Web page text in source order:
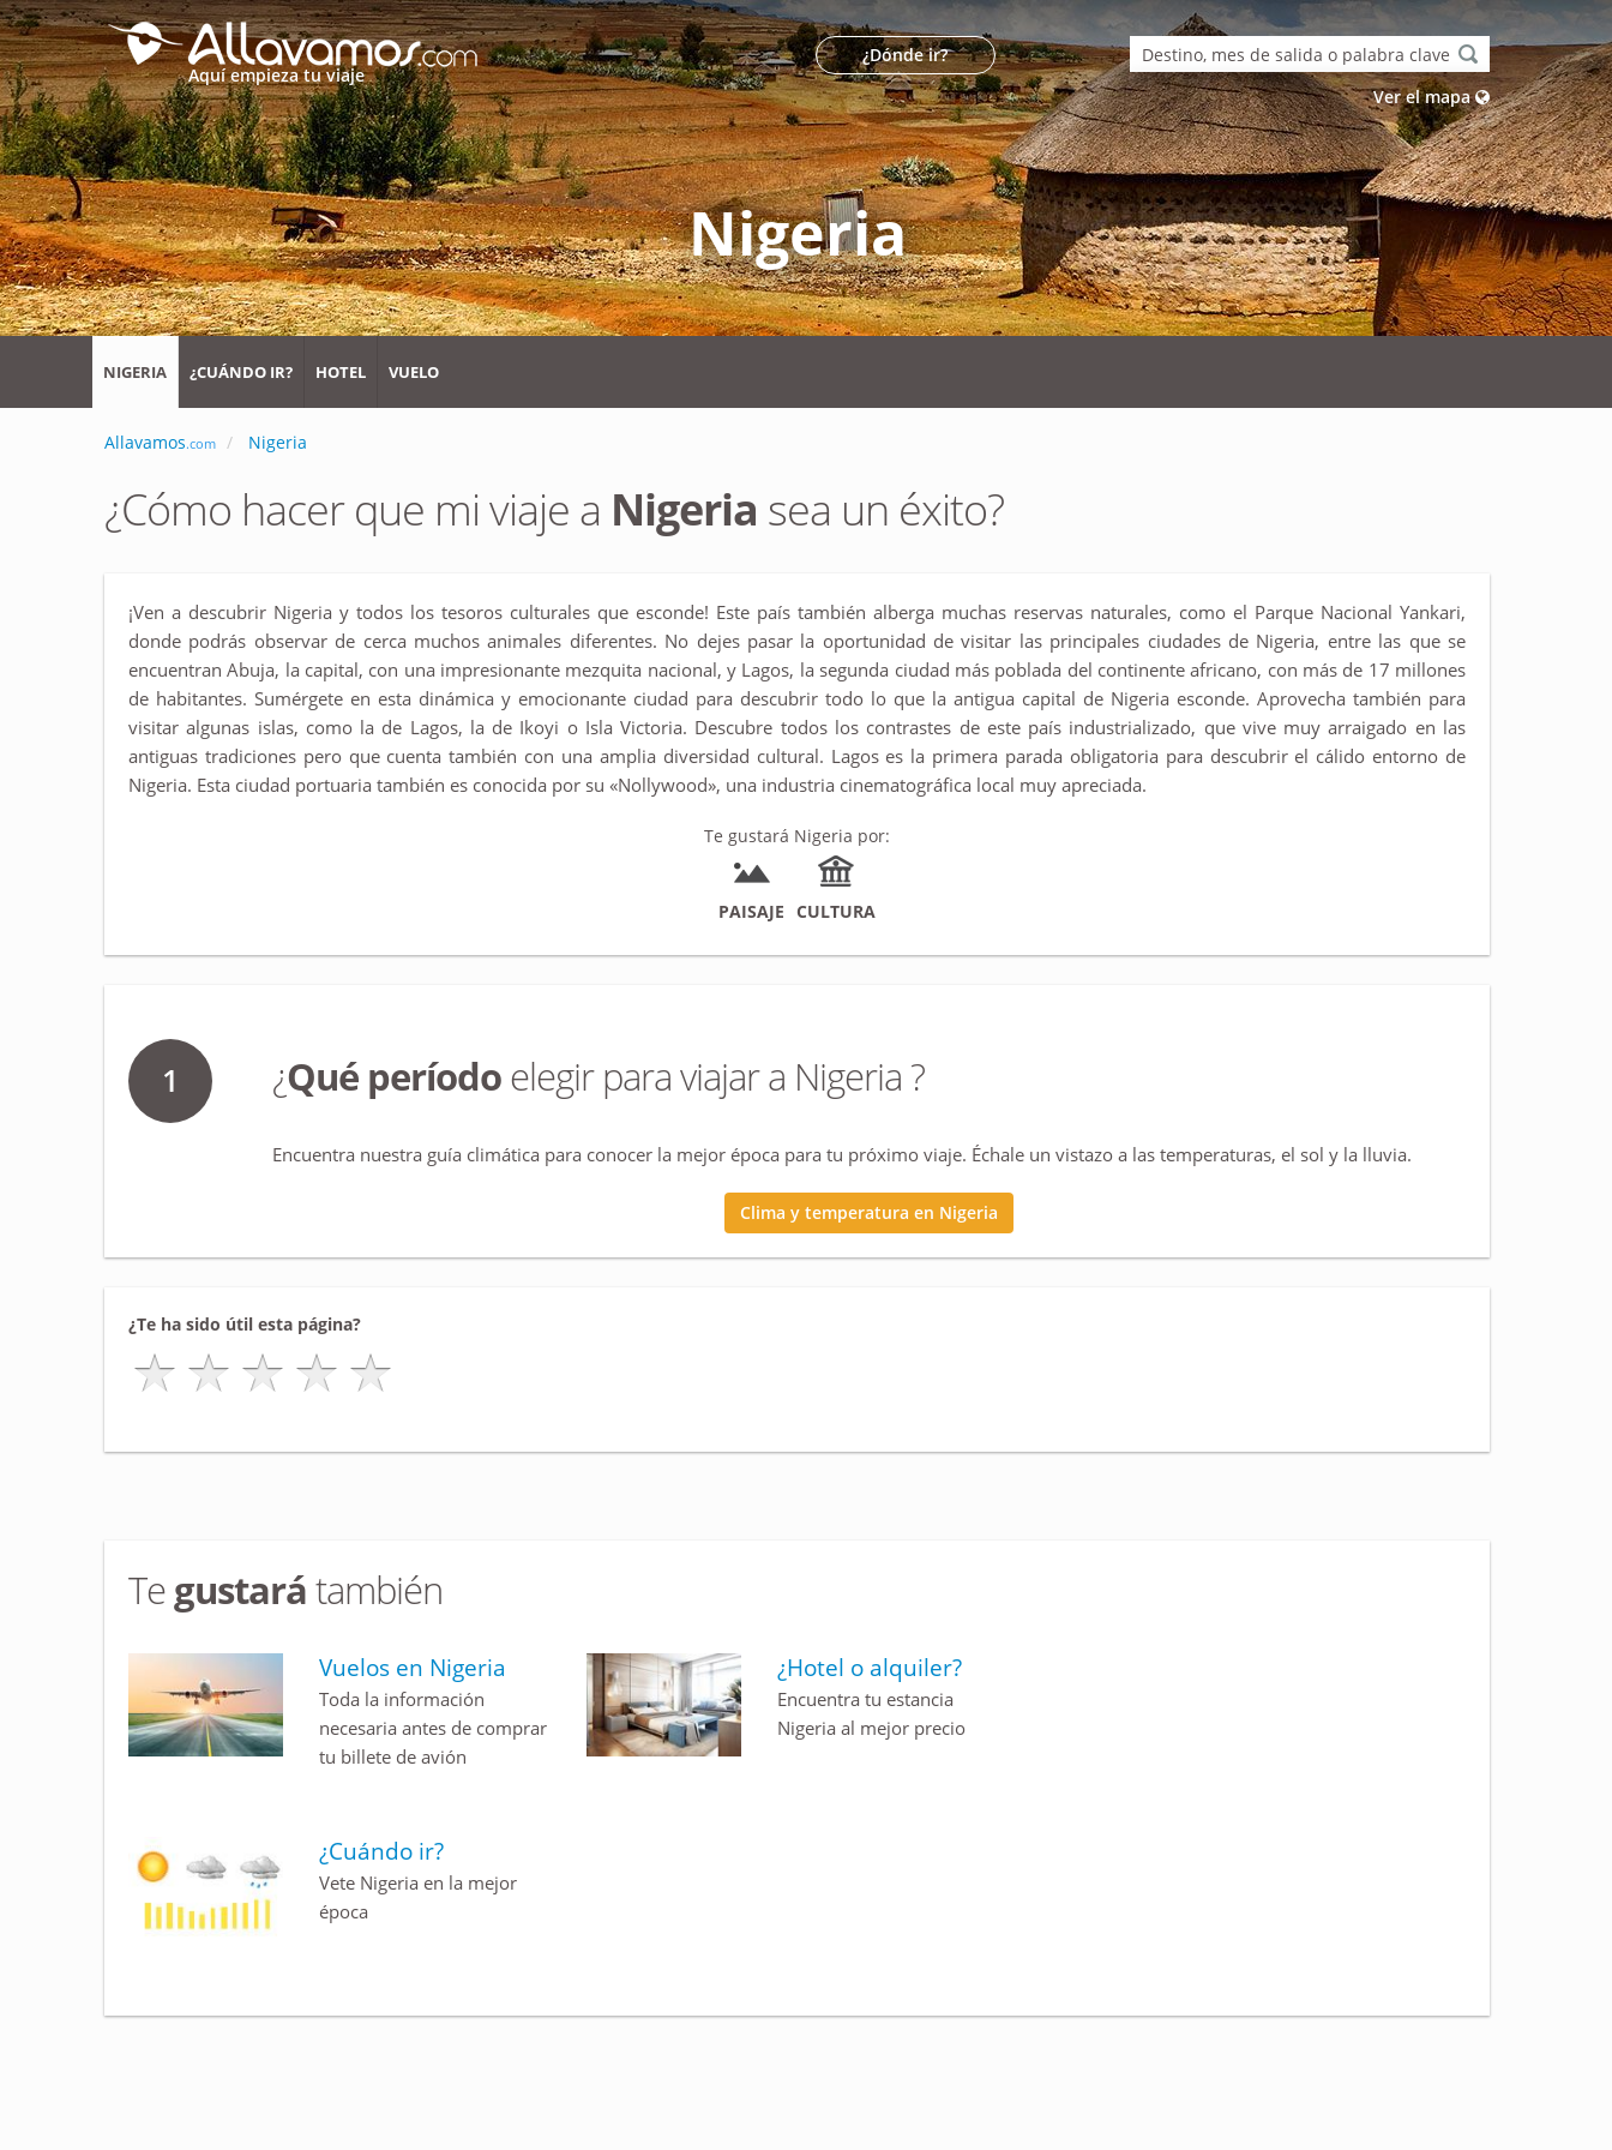
¿Dónde ir?
Ver el mapa
Aquí empieza tu viaje
Nigeria
NIGERIA ¿CUÁNDO IR? HOTEL VUELO
Allavamos.com Nigeria
¿Cómo hacer que mi viaje a Nigeria sea un éxito?
¡Ven a descubrir Nigeria y todos los tesoros culturales que esconde! Este país también alberga muchas reservas naturales, como el Parque Nacional Yankari,
donde podrás observar de cerca muchos animales diferentes. No dejes pasar la oportunidad de visitar las principales ciudades de Nigeria, entre las que se
encuentran Abuja, la capital, con una impresionante mezquita nacional, y Lagos, la segunda ciudad más poblada del continente africano, con más de 17 millones
de habitantes. Sumérgete en esta dinámica y emocionante ciudad para descubrir todo lo que la antigua capital de Nigeria esconde. Aprovecha también para
visitar algunas islas, como la de Lagos, la de Ikoyi o Isla Victoria. Descubre todos los contrastes de este país industrializado, que vive muy arraigado en las
antiguas tradiciones pero que cuenta también con una amplia diversidad cultural. Lagos es la primera parada obligatoria para descubrir el cálido entorno de
Nigeria. Esta ciudad portuaria también es conocida por su «Nollywood», una industria cinematográfica local muy apreciada.
Te gustará Nigeria por:
PAISAJE CULTURA
1 ¿Qué períodoelegir para viajar a Nigeria ?
Encuentra nuestra guía climática para conocer la mejor época para tu próximo viaje. Échale un vistazo a las temperaturas, el sol y la lluvia.
Clima y temperatura en Nigeria
¿Te ha sido útil esta página?
Tegustarátambién
Vuelos en Nigeria
Toda la información
necesaria antes de comprar
tu billete de avión
¿Hotel o alquiler?
Encuentra tu estancia
Nigeria al mejor precio
¿Cuándo ir?
Vete Nigeria en la mejor
época